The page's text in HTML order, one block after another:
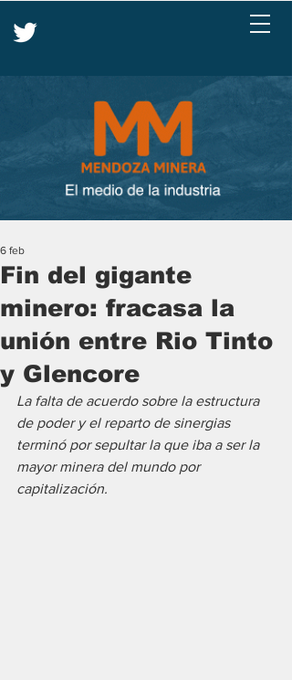
Fin del gigante
minero: fracasa la
unión entre Rio Tinto
y Glencore
6 feb
La falta de acuerdo sobre la estructura
de poder y el reparto de sinergias
terminó por sepultar la que iba a ser la
mayor minera del mundo por
capitalización.